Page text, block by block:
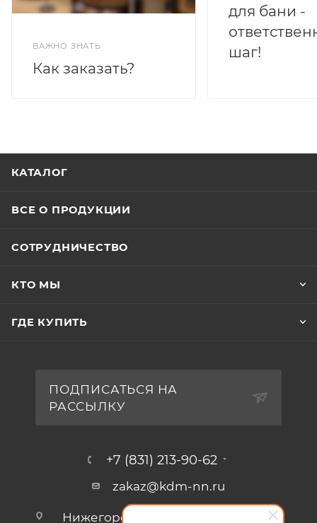
ВАЖНО ЗНАТЬ
Как заказать?
для бани -
шаг!
КАТАЛОГ
ВСЕ О ПРОДУКЦИИ
СОТРУДНИЧЕСТВО
КТО МЫ
ГДЕ КУПИТЬ
ПОДПИСАТЬСЯ НА
РАССЫЛКУ
+7 (831) 213-90-62
zakaz@kdm-nn.ru
Нижегородская обл., г. Кстово, ул.